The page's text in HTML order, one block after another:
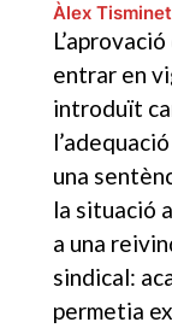
Àlex
entrar en
introduït
una
la situació
a una
sindical:
permetia